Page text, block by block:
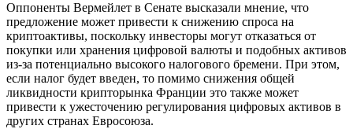
Оппоненты Вермейлет в Сенате высказали мнение, что
предложение может привести к снижению спроса на
криптоактивы, поскольку инвесторы могут отказаться от
покупки или хранения цифровой валюты и подобных активов
из-за потенциально высокого налогового бремени. При этом,
если налог будет введен, то помимо снижения общей
ликвидности крипторынка Франции это также может
привести к ужесточению регулирования цифровых активов в
других странах Евросоюза.